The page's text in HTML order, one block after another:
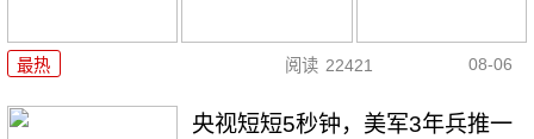
最热 阅读 22421 08-06
央视短短5秒钟，美军3年兵推一